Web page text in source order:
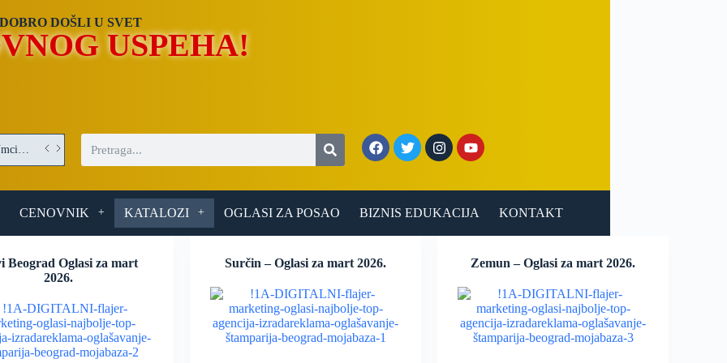
DOBRO DOŠLI U SVET
USPEHA!
Operater/Operaterka obrade optičkih elemenata – posao u Umci (Beograd)
CENOVNIK KATALOZI OGLASI ZA POSAO BIZNIS EDUKACIJA KONTAKT
Beograd Oglasi za mart
2026.
Surčin – Oglasi za mart 2026. Zemun – Oglasi za mart 2026.